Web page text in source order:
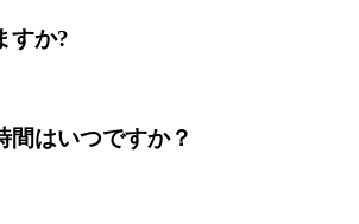
すか?
間はいつですか？